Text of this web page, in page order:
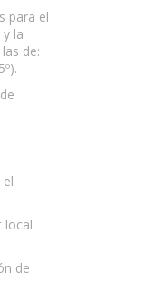
para el
la
de:
local
de